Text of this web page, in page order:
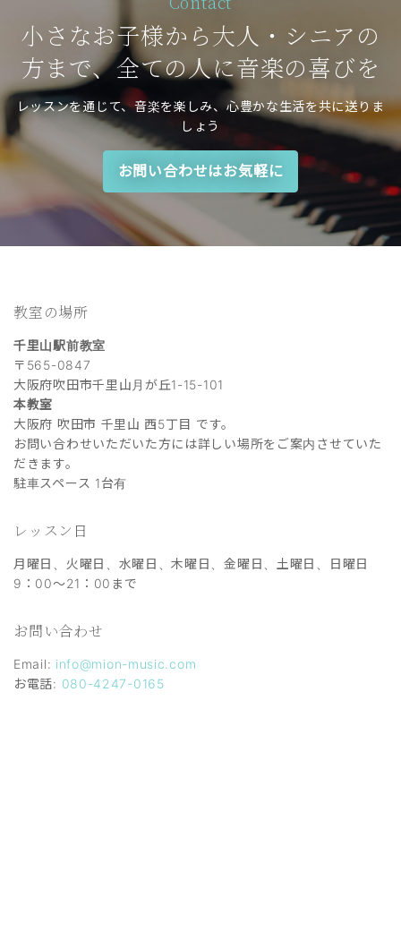
小さなお子様から大人・シニアの
方まで、全ての人に音楽の喜びを
レッスンを通じて、音楽を楽しみ、心豊かな生活を共に送りま
しょう
お問い合わせはお気軽に
教室の場所
千里山駅前教室
〒565-0847
大阪府吹田市千里山月が丘1-15-101
本教室
大阪府 吹田市 千里山 西5丁目 です。
お問い合わせいただいた方には詳しい場所をご案内させていた
だきます。
駐車スペース 1台有
レッスン日
月曜日、火曜日、水曜日、木曜日、金曜日、土曜日、日曜日
9：00～21：00まで
お問い合わせ
Email: info@mion-music.com
お電話: 080-4247-0165